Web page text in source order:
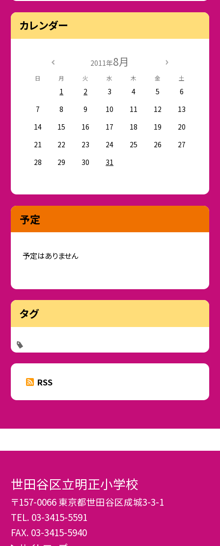
カレンダー
2011年8月
日 月 火 水 木 金 土
1 2 3 4 5
6
7
8 9 10 11 12
13
14
15 16 17 18 19
20
21
22 23 24 25 26
27
28
29 30 31
予定
予定はありません
タグ
RSS
世田谷区立明正小学校
〒157-0066 東京都世田谷区成城3-3-1
TEL. 03-3415-5591
FAX. 03-3415-5940